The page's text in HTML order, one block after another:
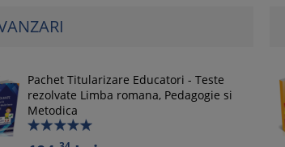
Pachet Titularizare Educatori - Teste
rezolvate Limba romana, Pedagogie si
Metodica